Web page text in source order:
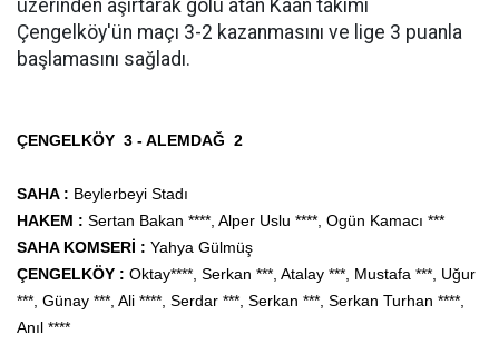
üzerinden aşırtarak golü atan Kaan takımı
Çengelköy'ün maçı 3-2 kazanmasını ve lige 3 puanla
başlamasını sağladı.
ÇENGELKÖY 3 - ALEMDAĞ 2
SAHA : Beylerbeyi Stadı
HAKEM : Sertan Bakan ****, Alper Uslu ****, Ogün Kamacı ***
SAHA KOMSERİ : Yahya Gülmüş
ÇENGELKÖY : Oktay****, Serkan ***, Atalay ***, Mustafa ***, Uğur
***, Günay ***, Ali ****, Serdar ***, Serkan ***, Serkan Turhan ****,
Anıl ****